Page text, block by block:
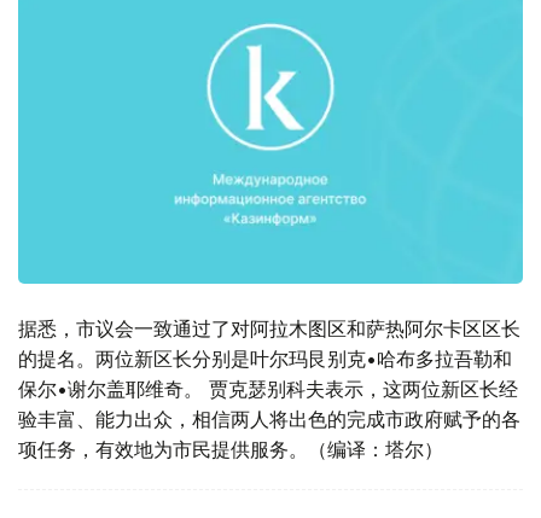
据悉，市议会一致通过了对阿拉木图区和萨热阿尔卡区区长
的提名。两位新区长分别是叶尔玛艮别克•哈布多拉吾勒和
保尔•谢尔盖耶维奇。 贾克瑟别科夫表示，这两位新区长经
验丰富、能力出众，相信两人将出色的完成市政府赋予的各
项任务，有效地为市民提供服务。（编译：塔尔）